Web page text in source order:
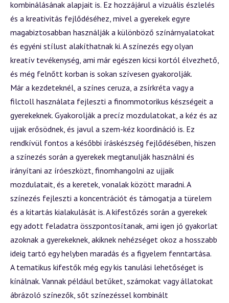
kombinálásának alapjait is. Ez hozzájárul a vizuális észlelés
és a kreativitás fejlődéséhez, mivel a gyerekek egyre
magabiztosabban használják a különböző színárnyalatokat
és egyéni stílust alakíthatnak ki. A színezés egy olyan
kreatív tevékenység, ami már egészen kicsi kortól élvezhető,
és még felnőtt korban is sokan szívesen gyakorolják.
Már a kezdeteknél, a színes ceruza, a zsírkréta vagy a
filctoll használata fejleszti a finommotorikus készségeit a
gyerekeknek. Gyakorolják a precíz mozdulatokat, a kéz és az
ujjak erősödnek, és javul a szem-kéz koordináció is. Ez
rendkívül fontos a későbbi íráskészség fejlődésében, hiszen
a színezés során a gyerekek megtanulják használni és
irányítani az íróeszközt, finomhangolni az ujjaik
mozdulatait, és a keretek, vonalak között maradni. A
színezés fejleszti a koncentrációt és támogatja a türelem
és a kitartás kialakulását is. A kifestőzés során a gyerekek
egy adott feladatra összpontosítanak, ami igen jó gyakorlat
azoknak a gyerekeknek, akiknek nehézséget okoz a hosszabb
ideig tartó egy helyben maradás és a figyelem fenntartása.
A tematikus kifestők még egy kis tanulási lehetőséget is
kínálnak. Vannak például betűket, számokat vagy állatokat
ábrázoló színezők, sőt színezéssel kombinált